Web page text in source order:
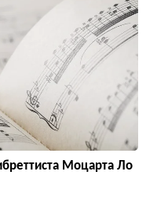
Моцарта Ло